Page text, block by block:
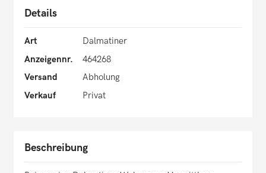
Details
Art
Dalmatiner
Anzeigennr.
464268
Versand
Abholung
Verkauf
Privat
Beschreibung